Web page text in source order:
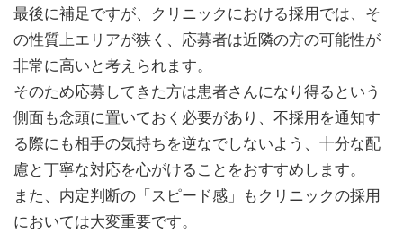
最後に補足ですが、クリニックにおける採用では、そ
の性質上エリアが狭く、応募者は近隣の方の可能性が
非常に高いと考えられます。
そのため応募してきた方は患者さんになり得るという
側面も念頭に置いておく必要があり、不採用を通知す
る際にも相手の気持ちを逆なでしないよう、十分な配
慮と丁寧な対応を心がけることをおすすめします。
また、内定判断の「スピード感」もクリニックの採用
においては大変重要です。